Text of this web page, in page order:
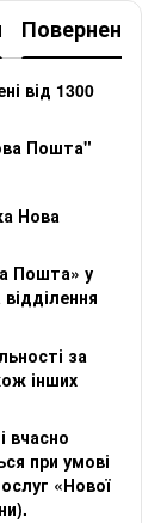
Повернення
від 1300
Пошта"
Нова
Пошта» у
за
інших
вчасно
при умові
«Нової